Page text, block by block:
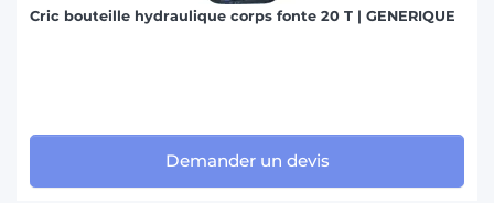
Cric bouteille hydraulique corps fonte 20 T | GENERIQUE
Demander un devis